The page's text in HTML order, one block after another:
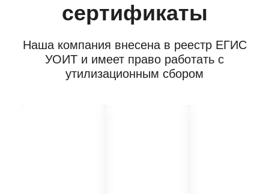
сертификаты
Наша компания внесена в реестр ЕГИС
УОИТ и имеет право работать с
утилизационным сбором